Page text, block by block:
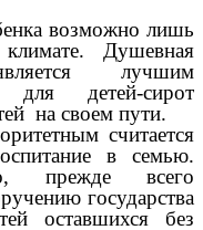
возможно лишь
Душевная
лучшим
для детей-сирот
на своем пути.
считается
в семью.
прежде всего
государства
оставшихся без